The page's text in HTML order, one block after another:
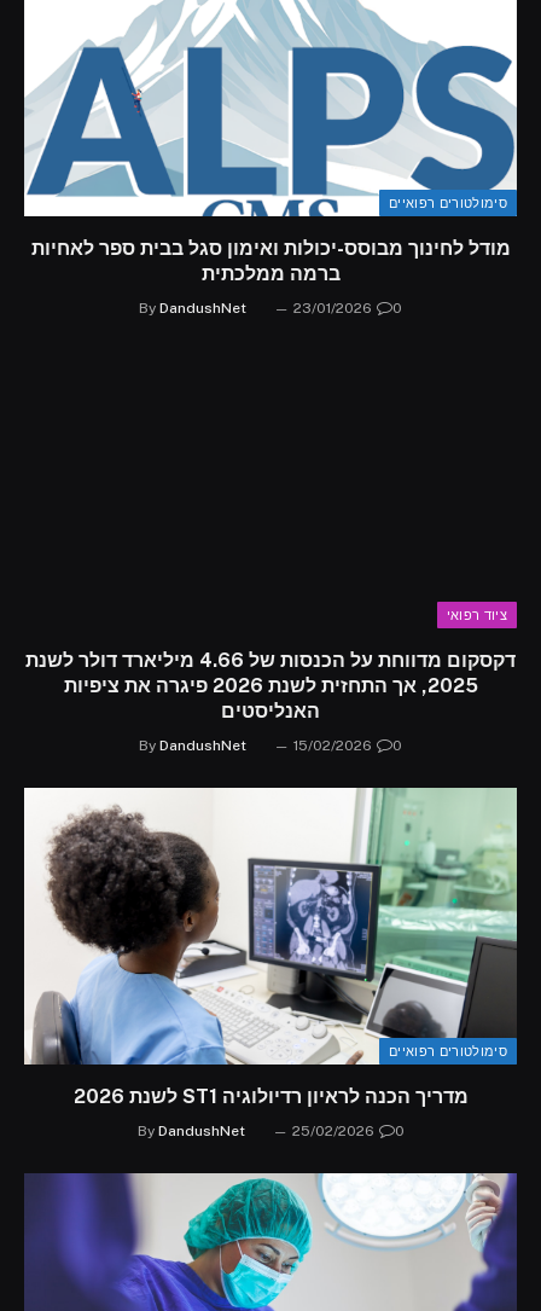
סימולטורים רפואיים
מודל לחינוך מבוסס-יכולות ואימון סגל בבית ספר לאחיות
ברמה ממלכתית
By DandushNet 23/01/2026 0
ציוד רפואי
דקסקום מדווחת על הכנסות של 4.66 מיליארד דולר לשנת
2025, אך התחזית לשנת 2026 פיגרה את ציפיות
האנליסטים
By DandushNet 15/02/2026 0
סימולטורים רפואיים
מדריך הכנה לראיון רדיולוגיה ST1 לשנת 2026
By DandushNet 25/02/2026 0